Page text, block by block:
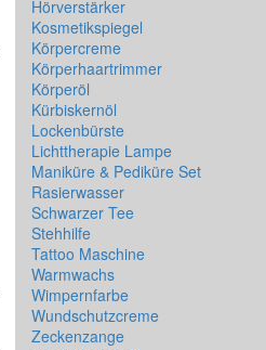
Hörverstärker
Kosmetikspiegel
Körpercreme
Körperhaartrimmer
Körperöl
Kürbiskernöl
Lockenbürste
Lichttherapie Lampe
Maniküre & Pediküre Set
Rasierwasser
Schwarzer Tee
Stehhilfe
Tattoo Maschine
Warmwachs
Wimpernfarbe
Wundschutzcreme
Zeckenzange